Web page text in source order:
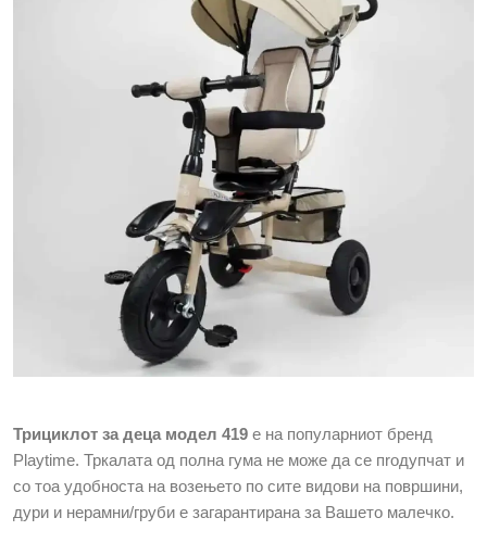
Трициклот за деца модел 419 е на популарниот бренд
Playtime. Тркалата од полна гума не може да се пrодупчат и
со тоа удобноста на возењето по сите видови на површини,
дури и нерамни/груби е загарантирана за Вашето малечко.